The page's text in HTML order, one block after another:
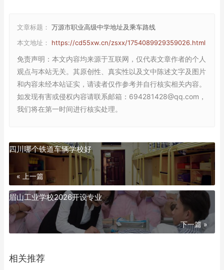
文章标题： 万源市职业高级中学地址及乘车路线
本文地址： https://cd55xw.cn/zsxx/1754089929359026.html
免责声明 ：本文内容均来源于互联网，仅代表文章作者的个人
观点与本站无关。其原创性、真实性以及文中陈述文字及图片
和内容未经本站证实，请读者仅作参考并自行核实相关内容。
如发现有害或侵权内容请联系邮箱：694281428@qq.com，
我们将在第一时间进行核实处理。
四川哪个铁道车辆学校好
« 上一篇
眉山工业学校2026开设专业
下一篇 »
相关推荐